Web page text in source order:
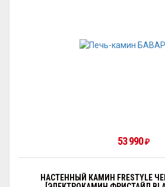
53 990₽
НАСТЕННЫЙ КАМИН FRESTYLE